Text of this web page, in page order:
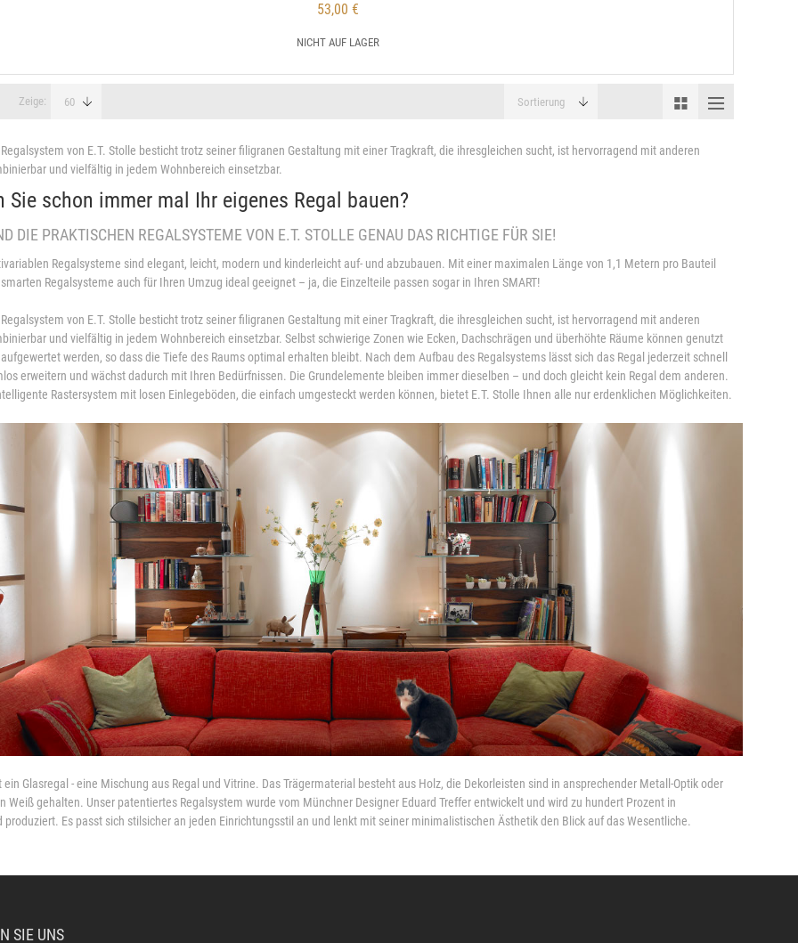
53,00 €
NICHT AUF LAGER
Zeige
von E.T. Stolle besticht trotz seiner filigranen Gestaltung mit einer Tragkraft, die ihresgleichen sucht, ist hervorragend mit anderen
und vielfältig in jedem Wohnbereich einsetzbar.
Sie schon immer mal Ihr eigenes Regal bauen?
DIE PRAKTISCHEN REGALSYSTEME VON E.T. STOLLE GENAU DAS RICHTIGE FÜR SIE!
Regalsysteme sind elegant, leicht, modern und kinderleicht auf- und abzubauen. Mit einer maximalen Länge von 1,1 Metern pro Bauteil
Regalsysteme auch für Ihren Umzug ideal geeignet – ja, die Einzelteile passen sogar in Ihren SMART!
von E.T. Stolle besticht trotz seiner filigranen Gestaltung mit einer Tragkraft, die ihresgleichen sucht, ist hervorragend mit anderen
und vielfältig in jedem Wohnbereich einsetzbar. Selbst schwierige Zonen wie Ecken, Dachschrägen und überhöhte Räume können genutzt
werden, so dass die Tiefe des Raums optimal erhalten bleibt. Nach dem Aufbau des Regalsystems lässt sich das Regal jederzeit schnell
erweitern und wächst dadurch mit Ihren Bedürfnissen. Die Grundelemente bleiben immer dieselben – und doch gleicht kein Regal dem anderen.
Rastersystem mit losen Einlegeböden, die einfach umgesteckt werden können, bietet E.T. Stolle Ihnen alle nur erdenklichen Möglichkeiten.
ein Glasregal - eine Mischung aus Regal und Vitrine. Das Trägermaterial besteht aus Holz, die Dekorleisten sind in ansprechender Metall-Optik oder
Weiß gehalten. Unser patentiertes Regalsystem wurde vom Münchner Designer Eduard Treffer entwickelt und wird zu hundert Prozent in
produziert. Es passt sich stilsicher an jeden Einrichtungsstil an und lenkt mit seiner minimalistischen Ästhetik den Blick auf das Wesentliche.
SIE UNS